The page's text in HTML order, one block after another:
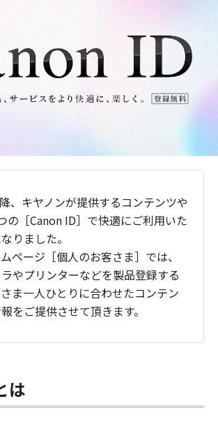
、キヤノンが提供するコンテンツや
の［Canon ID］で快適にご利用いた
りました。
ページ［個人のお客さま］では、
やプリンターなどを製品登録する
ま一人ひとりに合わせたコンテン
をご提供させて頂きます。
は